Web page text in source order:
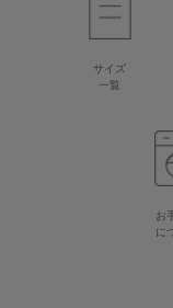
サイズ
一覧
お
に